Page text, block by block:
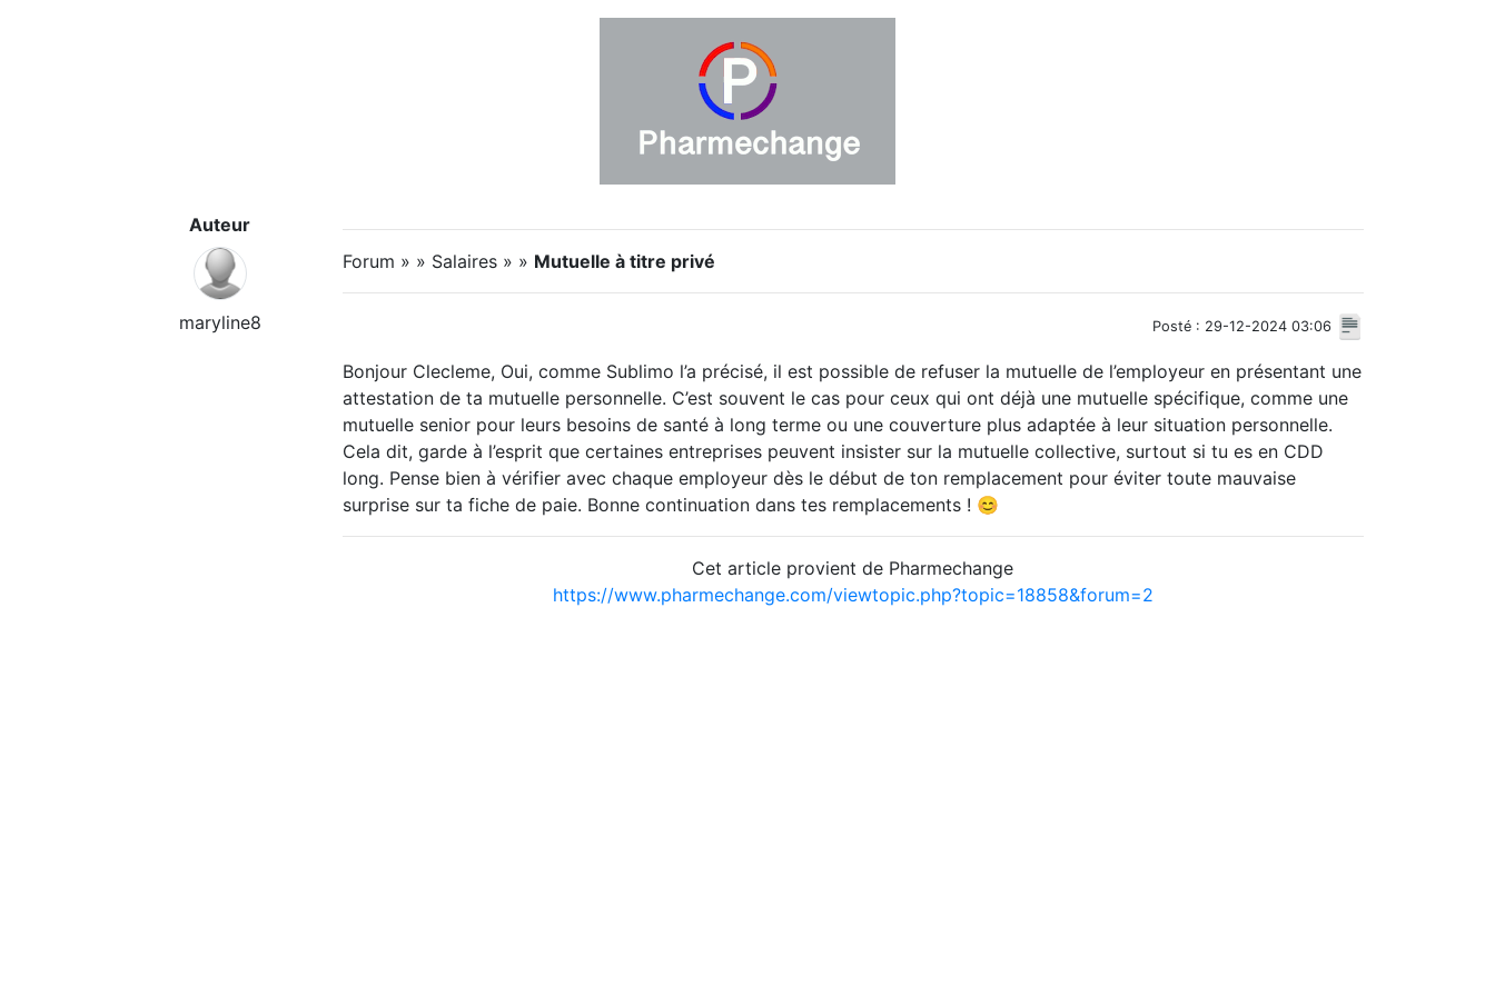
Auteur
maryline8
Forum » » Salaires » » Mutuelle à titre privé
Posté : 29-12-2024 03:06
Bonjour Clecleme, Oui, comme Sublimo l’a précisé, il est possible de refuser la mutuelle de l’employeur en présentant une
attestation de ta mutuelle personnelle. C’est souvent le cas pour ceux qui ont déjà une mutuelle spécifique, comme une
mutuelle senior pour leurs besoins de santé à long terme ou une couverture plus adaptée à leur situation personnelle.
Cela dit, garde à l’esprit que certaines entreprises peuvent insister sur la mutuelle collective, surtout si tu es en CDD
long. Pense bien à vérifier avec chaque employeur dès le début de ton remplacement pour éviter toute mauvaise
surprise sur ta fiche de paie. Bonne continuation dans tes remplacements ! 😊
Cet article provient de Pharmechange
https://www.pharmechange.com/viewtopic.php?topic=18858&forum=2